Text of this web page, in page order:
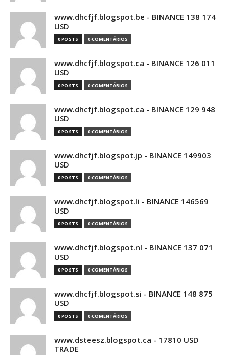
www.dhcfjf.blogspot.be - BINANCE 138 174
USD
0 POSTS 0 COMENTÁRIOS
www.dhcfjf.blogspot.ca - BINANCE 126 011
USD
0 POSTS 0 COMENTÁRIOS
www.dhcfjf.blogspot.ca - BINANCE 129 948
USD
0 POSTS 0 COMENTÁRIOS
www.dhcfjf.blogspot.jp - BINANCE 149903
USD
0 POSTS 0 COMENTÁRIOS
www.dhcfjf.blogspot.li - BINANCE 146569
USD
0 POSTS 0 COMENTÁRIOS
www.dhcfjf.blogspot.nl - BINANCE 137 071
USD
0 POSTS 0 COMENTÁRIOS
www.dhcfjf.blogspot.si - BINANCE 148 875
USD
0 POSTS 0 COMENTÁRIOS
www.dsteesz.blogspot.ca - 17810 USD
TRADE